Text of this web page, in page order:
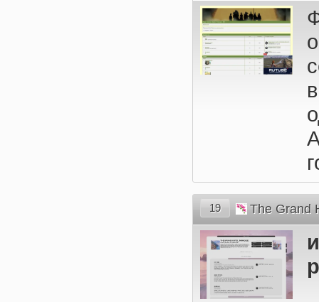
19 The Grand